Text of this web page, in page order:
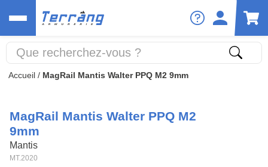
Accueil / MagRail Mantis Walter PPQ M2 9mm
MagRail Mantis Walter PPQ M2
9mm
Mantis
MT.2020